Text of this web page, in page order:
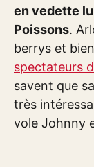
en vedette
Poissons.
berrys et
spectateurs
savent que
très
vole Johnny